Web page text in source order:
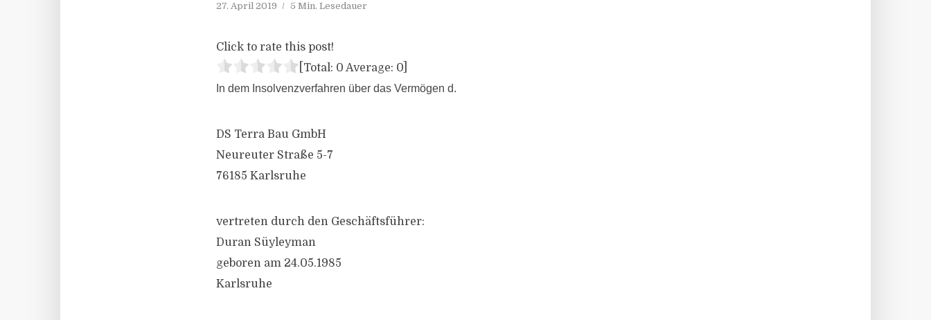
27. April 2019 5 Min. Lesedauer
Click to rate this post!
[Total: 0 Average: 0
In dem Insolvenzverfahren über das Vermögen d.
DS Terra Bau GmbH
Neureuter Straße 5-7
76185 Karlsruhe
vertreten durch den Geschäftsführer:
Duran Süyleyman
geboren am 24.05.1985
Karlsruhe